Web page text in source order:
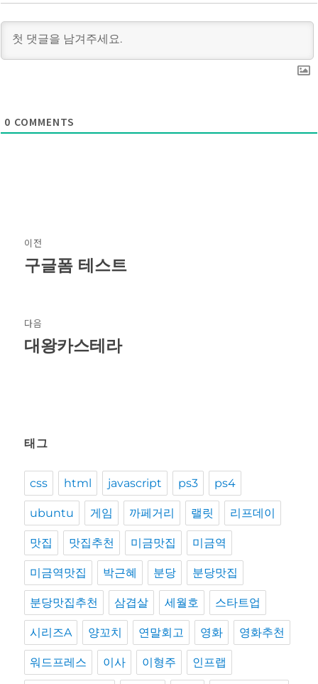
0 COMMENTS
탐
이전
이
구글폼 테스트
다음
다
대왕카스테라
태그
css html javascript ps3 ps4
ubuntu 게임 까페거리 랠릿 리프데이
맛집 맛집추천 미금맛집 미금역
미금역맛집 박근혜 분당 분당맛집
분당맛집추천 삼겹살 세월호 스타트업
시리즈A 양꼬치 연말회고 영화 영화추천
워드프레스 이사 이형주 인프랩